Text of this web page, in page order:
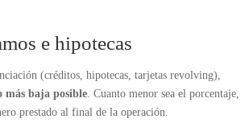
e hipotecas
(créditos, hipotecas, tarjetas revolving),
más baja posible . Cuanto menor sea el porcentaje,
prestado al final de la operación.